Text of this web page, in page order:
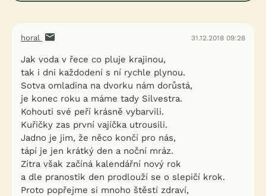
horal 31.12.2018 09:28
Jak voda v řece co pluje krajinou,
tak i dni každodení s ní rychle plynou.
Sotva omladina na dvorku nám dorůstá,
je konec roku a máme tady Silvestra.
Kohouti své peří krásně vybarvili.
Kuřičky zas první vajíčka utrousili.
Jadno je jim, že něco končí pro nás,
tápí je jen krátký den a noční mráz.
Zítra však začíná kalendářní nový rok
a dle pranostik den prodlouží se o slepičí krok.
Proto popřejme si mnoho štěstí zdraví,